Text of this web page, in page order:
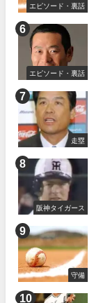
エピソード・裏話
エピソード・裏話
走塁
阪神タイガース
守備